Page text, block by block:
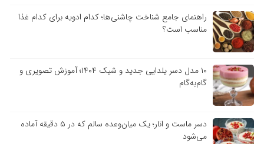
راهنمای جامع شناخت چاشنی‌ها؛ کدام ادویه برای کدام غذا
مناسب است؟
۱۰ مدل دسر یلدایی جدید و شیک ۱۴۰۴؛ آموزش تصویری و
گام‌به‌گام
دسر ماست و انار؛ یک میان‌وعده سالم که در ۵ دقیقه آماده
می‌شود